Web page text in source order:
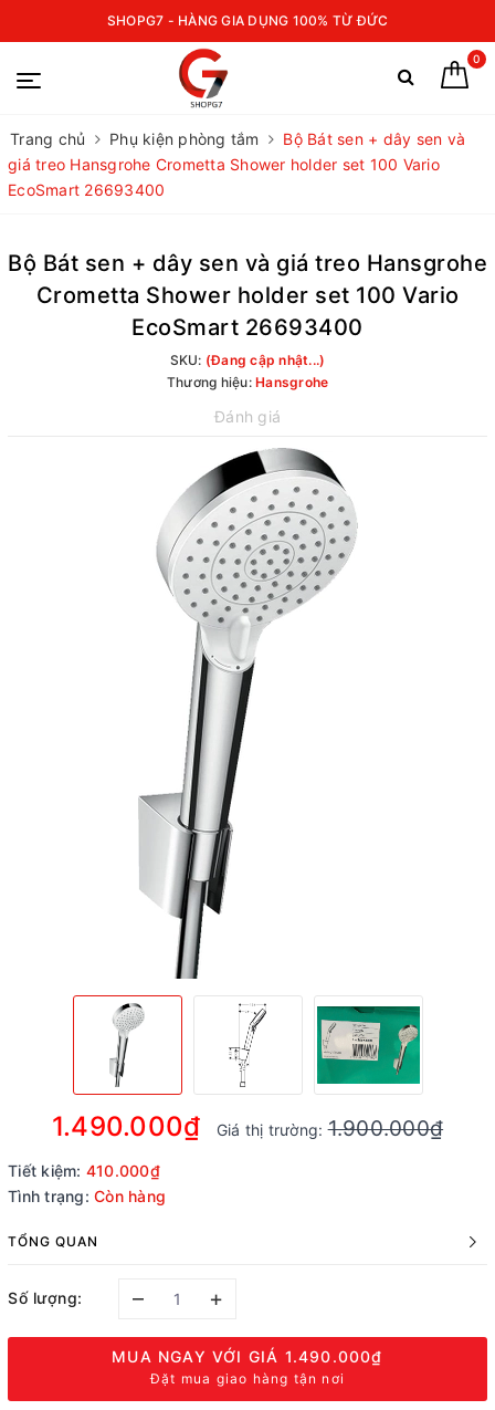
SHOPG7 - HÀNG GIA DỤNG 100% TỪ ĐỨC
0
Trang chủ Phụ kiện phòng tắm
Bộ Bát sen + dây sen và
giá treo Hansgrohe Crometta Shower holder set 100 Vario
EcoSmart 26693400
Bộ Bát sen + dây sen và giá treo Hansgrohe
Crometta Shower holder set 100 Vario
EcoSmart 26693400
SKU: (Đang cập nhật...)
Thương hiệu: Hansgrohe
Đánh giá
1.490.000₫ Giá thị trường:1.900.000₫
Tiết kiệm: 410.000₫
Tình trạng: Còn hàng
TỔNG QUAN
Số lượng: – +
MUA NGAY VỚI GIÁ 1.490.000₫
Đặt mua giao hàng tận nơi